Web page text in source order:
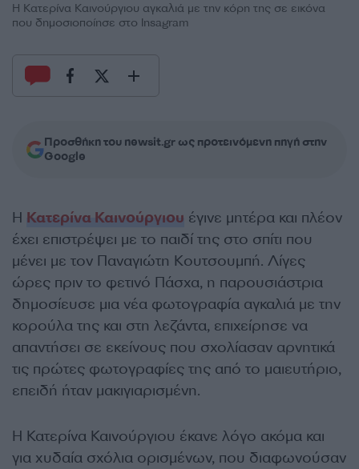
Η Κατερίνα Καινούργιου αγκαλιά με την κόρη της σε εικόνα
που δημοσιοποίησε στο Insagram
Προσθήκη του newsit.gr ως προτεινόμενη πηγή στην
Google
Η Κατερίνα Καινούργιου έγινε μητέρα και πλέον
έχει επιστρέψει με το παιδί της στο σπίτι που
μένει με τον Παναγιώτη Κουτσουμπή. Λίγες
ώρες πριν το φετινό Πάσχα, η παρουσιάστρια
δημοσίευσε μια νέα φωτογραφία αγκαλιά με την
κορούλα της και στη λεζάντα, επιχείρησε να
απαντήσει σε εκείνους που σχολίασαν αρνητικά
τις πρώτες φωτογραφίες της από το μαιευτήριο,
επειδή ήταν μακιγιαρισμένη.
Η Κατερίνα Καινούργιου έκανε λόγο ακόμα και
για χυδαία σχόλια ορισμένων, που διαφωνούσαν